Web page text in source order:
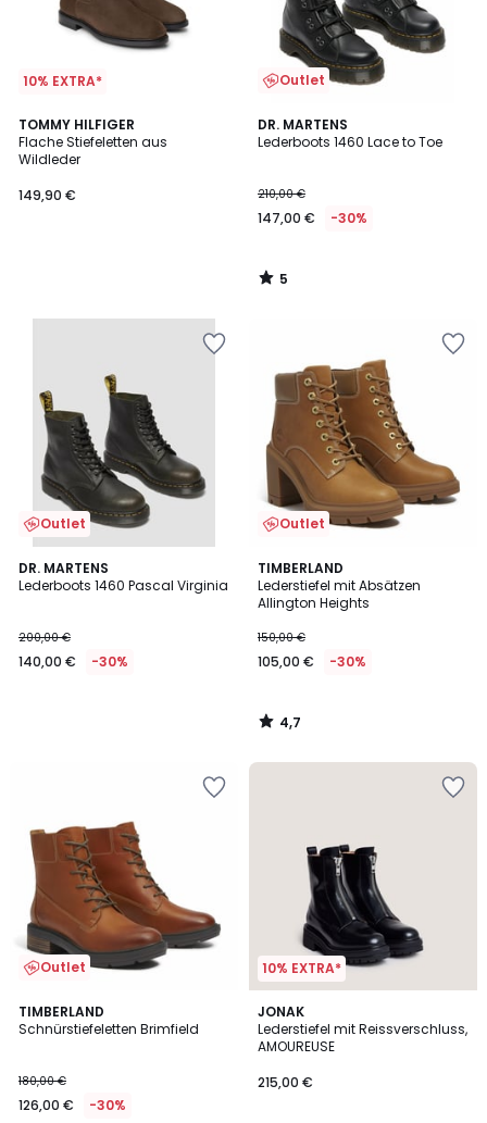
10% EXTRA*
TOMMY HILFIGER
Flache Stiefeletten aus
Wildleder
149,90 €
Outlet
DR. MARTENS
Lederboots 1460 Lace to Toe
210,00 €
147,00 € -30%
5
/
5
/
Outlet
DR. MARTENS
Lederboots 1460 Pascal Virginia
200,00 €
140,00 € -30%
Outlet
TIMBERLAND
Lederstiefel mit Absätzen
Allington Heights
150,00 €
105,00 € -30%
4,7
/ 5
4,7
/
Outlet
TIMBERLAND
Schnürstiefeletten Brimfield
180,00 €
126,00 € -30%
2
Farben
10% EXTRA*
JONAK
Lederstiefel mit Reissverschluss,
AMOUREUSE
215,00 €